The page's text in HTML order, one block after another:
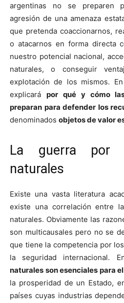
argentinas no se preparen
agresión de una amenaza
que pretenda coaccionarnos,
o atacarnos en forma directa
nuestro potencial nacional,
naturales, o conseguir
explotación de los mismos.
explicará por qué y cómo
preparan para defender los
denominados objetos de valor
La guerra por
naturales
Existe una vasta literatura
existe una correlación entre
naturales. Obviamente las
son multicausales pero no se
que tiene la competencia por
la seguridad internacional.
naturales son esenciales para
la prosperidad de un Estado,
países cuyas industrias